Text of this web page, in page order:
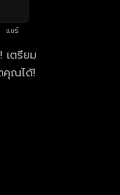
แชร์
เตรียม
คุณได้!